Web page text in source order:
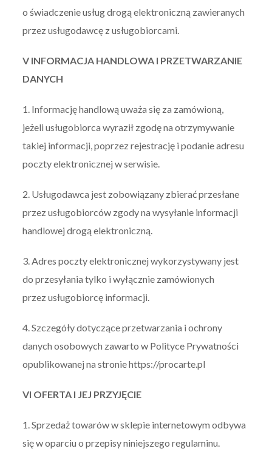
o świadczenie usług drogą elektroniczną zawieranych
przez usługodawcę z usługobiorcami.
V INFORMACJA HANDLOWA I PRZETWARZANIE
DANYCH
1. Informację handlową uważa się za zamówioną,
jeżeli usługobiorca wyraził zgodę na otrzymywanie
takiej informacji, poprzez rejestrację i podanie adresu
poczty elektronicznej w serwisie.
2. Usługodawca jest zobowiązany zbierać przesłane
przez usługobiorców zgody na wysyłanie informacji
handlowej drogą elektroniczną.
3. Adres poczty elektronicznej wykorzystywany jest
do przesyłania tylko i wyłącznie zamówionych
przez usługobiorcę informacji.
4. Szczegóły dotyczące przetwarzania i ochrony
danych osobowych zawarto w Polityce Prywatności
opublikowanej na stronie https://procarte.pl
VI OFERTA I JEJ PRZYJĘCIE
1. Sprzedaż towarów w sklepie internetowym odbywa
się w oparciu o przepisy niniejszego regulaminu.